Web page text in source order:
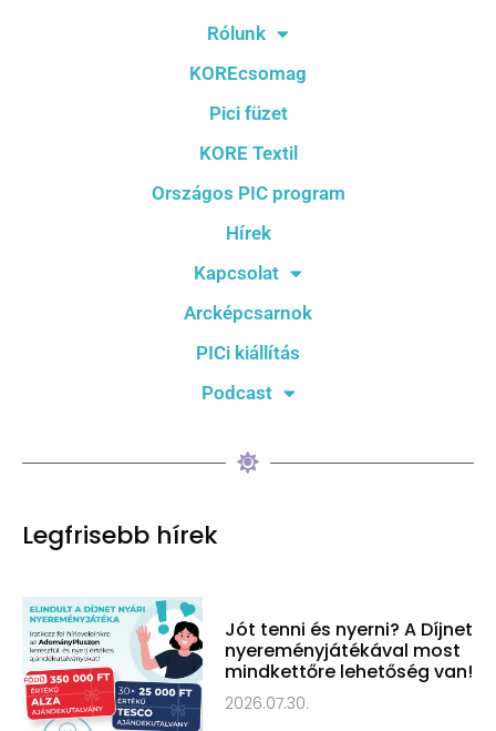
Rólunk
KOREcsomag
Pici füzet
KORE Textil
Országos PIC program
Hírek
Kapcsolat
Arcképcsarnok
PICi kiállítás
Podcast
Legfrisebb hírek
Jót tenni és nyerni? A Díjnet
nyereményjátékával most
mindkettőre lehetőség van!
2026.07.30.